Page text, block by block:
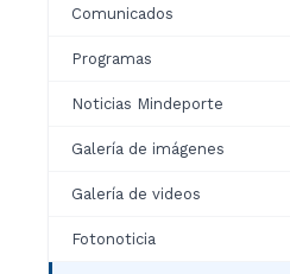
Comunicados
Programas
Noticias Mindeporte
Galería de imágenes
Galería de videos
Fotonoticia